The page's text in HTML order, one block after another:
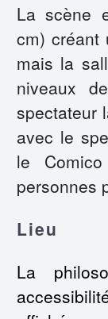
La scène
cm) créant
mais la
niveaux
spectateur
avec le
le
personnes
Lieu
La